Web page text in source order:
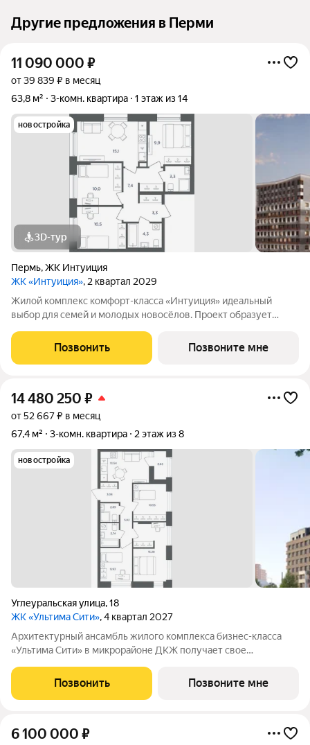
Другие предложения в Перми
11 090 000 ₽
от 39 839 ₽ в месяц
63,8 м²
3-комн. квартира 1 этаж из 14
новостройка
3D-тур
Пермь,ЖК Интуиция
ЖК «Интуиция», 2 квартал 2029
Жилой комплекс комфорт-класса «Интуиция» идеальный
выбор для семей и молодых новосёлов. Проект образует
-Космонавта Беляева - Одоевского. Новый жилой комплекс
гармонично вписан в сложившуюся
Позвонить Позвоните мне
14 480 250 ₽
от 52 667 ₽ в месяц
67,4 м²
3-комн. квартира 2 этаж из 8
новостройка
Углеуральская улица,18
ЖК «Ультима Сити», 4 квартал 2027
Архитектурный ансамбль жилого комплекса бизнес-класса
«Ультима Сити» в микрорайоне ДКЖ получает свое
воплощает в себе современные стандарты городского жилья,
сочетая технологичность, эстетику и
Позвонить Позвоните мне
6 100 000 ₽